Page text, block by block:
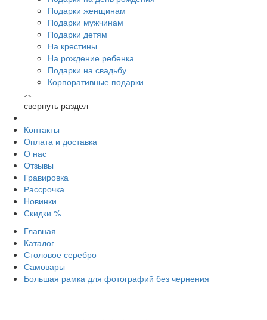
Подарки женщинам
Подарки мужчинам
Подарки детям
На крестины
На рождение ребенка
Подарки на свадьбу
Корпоративные подарки
︿
свернуть раздел
Контакты
Оплата и доставка
О нас
Отзывы
Гравировка
Рассрочка
Новинки
Скидки %
Главная
Каталог
Столовое серебро
Самовары
Большая рамка для фотографий без чернения